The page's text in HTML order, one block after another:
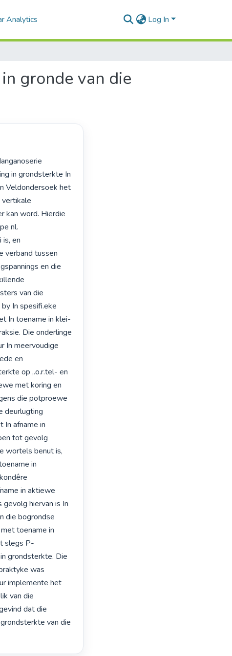
Analytics Log In
gronde van die
in grondsterkte In
Veldondersoek het
kan word. Hierdie
nl.
en
verband tussen
en die
van die
In spesifi.eke
In toename in klei-
Die onderlinge
In meervoudige
en
op ,.o.r.tel- en
met koring en
die potproewe
deurlugting
In afname in
tot gevolg
wortels benut is,
in
in aktiewe
hiervan is In
die bogrondse
toename in
slegs P-
grondsterkte. Die
was
implemente het
van die
dat die
van die